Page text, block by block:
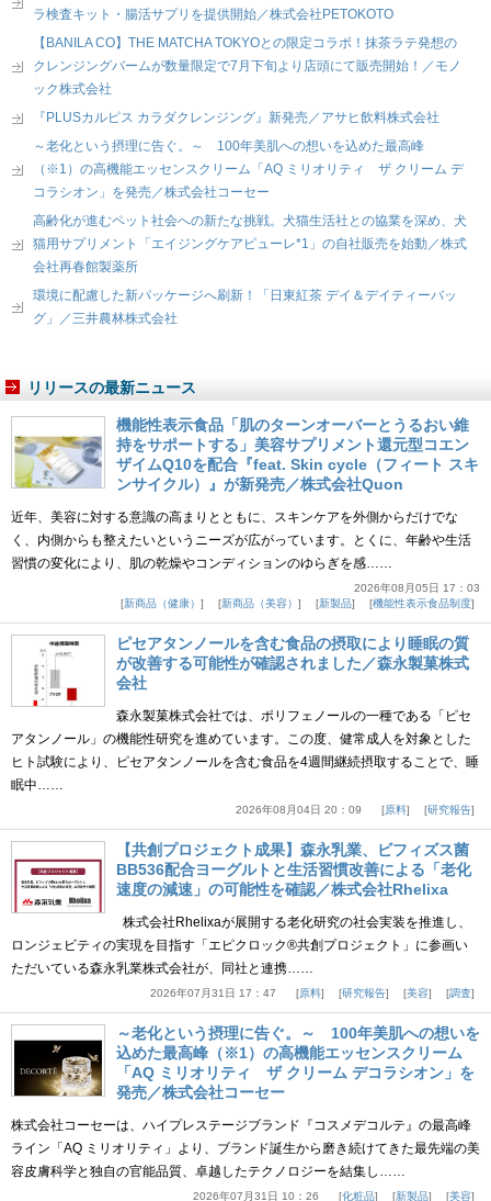
ラ検査キット・腸活サプリを提供開始／株式会社PETOKOTO
【BANILA CO】THE MATCHA TOKYOとの限定コラボ！抹茶ラテ発想の
クレンジングバームが数量限定で7月下旬より店頭にて販売開始！／モノ
ック株式会社
『PLUSカルピス カラダクレンジング』新発売／アサヒ飲料株式会社
～老化という摂理に告ぐ。～ 100年美肌への想いを込めた最高峰
（※1）の高機能エッセンスクリーム「AQ ミリオリティ ザ クリーム デ
コラシオン」を発売／株式会社コーセー
高齢化が進むペット社会への新たな挑戦。犬猫生活社との協業を深め、犬
猫用サプリメント「エイジングケアピューレ*1」の自社販売を始動／株式
会社再春館製薬所
環境に配慮した新パッケージへ刷新！「日東紅茶 デイ＆デイティーバッ
グ」／三井農林株式会社
リリースの最新ニュース
機能性表示食品「肌のターンオーバーとうるおい維
持をサポートする」美容サプリメント還元型コエン
ザイムQ10を配合『feat. Skin cycle（フィート スキ
ンサイクル）』が新発売／株式会社Quon
近年、美容に対する意識の高まりとともに、スキンケアを外側からだけでな
く、内側からも整えたいというニーズが広がっています。とくに、年齢や生活
習慣の変化により、肌の乾燥やコンディションのゆらぎを感……
2026年08月05日 17：03
新商品（健康）
新商品（美容） 新製品 機能性表示食品制度
ピセアタンノールを含む食品の摂取により睡眠の質
が改善する可能性が確認されました／森永製菓株式
会社
森永製菓株式会社では、ポリフェノールの一種である「ピセ
アタンノール」の機能性研究を進めています。この度、健常成人を対象とした
ヒト試験により、ピセアタンノールを含む食品を4週間継続摂取することで、睡
眠中……
2026年08月04日 20：09 原料 研究報告
【共創プロジェクト成果】森永乳業、ビフィズス菌
BB536配合ヨーグルトと生活習慣改善による「老化
速度の減速」の可能性を確認／株式会社Rhelixa
株式会社Rhelixaが展開する老化研究の社会実装を推進し、
ロンジェビティの実現を目指す「エピクロック®共創プロジェクト」に参画い
ただいている森永乳業株式会社が、同社と連携……
2026年07月31日 17：47 原料 研究報告 美容 調査
～老化という摂理に告ぐ。～ 100年美肌への想いを
込めた最高峰（※1）の高機能エッセンスクリーム
「AQ ミリオリティ ザ クリーム デコラシオン」を
発売／株式会社コーセー
株式会社コーセーは、ハイプレステージブランド『コスメデコルテ』の最高峰
ライン「AQ ミリオリティ」より、ブランド誕生から磨き続けてきた最先端の美
容皮膚科学と独自の官能品質、卓越したテクノロジーを結集し……
2026年07月31日 10：26 化粧品 新製品 美容